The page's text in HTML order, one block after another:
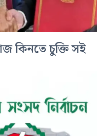
কিনতে চুক্তি সই